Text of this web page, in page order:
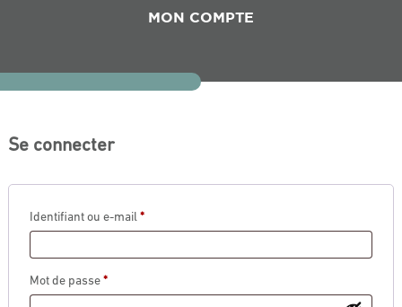
MON COMPTE
Se connecter
Identifiant ou e-mail *
Mot de passe *